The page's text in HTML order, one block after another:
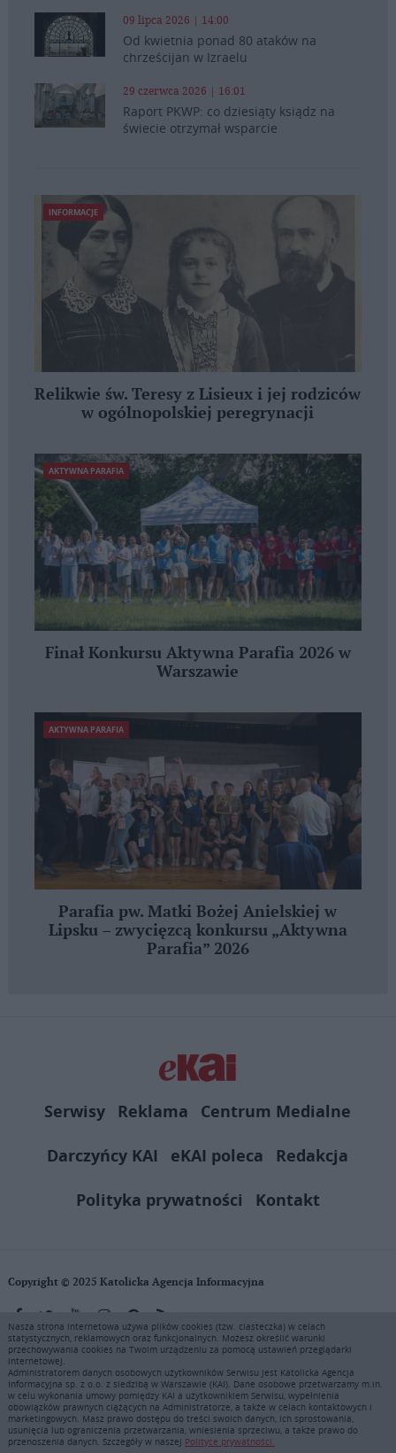
09 lipca 2026 | 14:00
Od kwietnia ponad 80 ataków na
chrześcijan w Izraelu
29 czerwca 2026 | 16:01
Raport PKWP: co dziesiąty ksiądz na
świecie otrzymał wsparcie
INFORMACJE
Relikwie św. Teresy z Lisieux i jej rodziców
w ogólnopolskiej peregrynacji
AKTYWNA PARAFIA
Finał Konkursu Aktywna Parafia 2026 w
Warszawie
AKTYWNA PARAFIA
Parafia pw. Matki Bożej Anielskiej w
Lipsku – zwycięzcą konkursu „Aktywna
Parafia” 2026
Serwisy Reklama
Centrum Medialne
Darczyńcy KAI
eKAI poleca
Redakcja
Polityka prywatności
Kontakt
Copyright © 2025 Katolicka Agencja Informacyjna
KAI zastrzega wszelkie prawa do serwisu. Użytkownicy mogą pobierać
i drukować fragmenty zawartości serwisu internetowego www.ekai.pl
wyłącznie do użytku osobistego. Publikacja, rozpowszechnianie
zawartości niniejszego serwisu lub jej sprzedaż (także framing i in.
podobne metody), są bez uprzedniej pisemnej zgody KAI zabronione i
stanowią naruszenie ustaw o prawie autorskim, ochronie baz danych i
uczciwej konkurencji - będą ścigane przy pomocy wszelkich
Nasza strona internetowa używa plików cookies (tzw. ciasteczka) w celach
statystycznych, reklamowych oraz funkcjonalnych. Możesz określić warunki
przechowywania cookies na Twoim urządzeniu za pomocą ustawień przeglądarki
internetowej.
Administratorem danych osobowych użytkowników Serwisu jest Katolicka Agencja
Informacyjna sp. z o.o. z siedzibą w Warszawie (KAI). Dane osobowe przetwarzamy m.in.
w celu wykonania umowy pomiędzy KAI a użytkownikiem Serwisu, wypełnienia
obowiązków prawnych ciążących na Administratorze, a także w celach kontaktowych i
marketingowych. Masz prawo dostępu do treści swoich danych, ich sprostowania,
usunięcia lub ograniczenia przetwarzania, wniesienia sprzeciwu, a także prawo do
przenoszenia danych. Szczegóły w naszej Polityce prywatności.